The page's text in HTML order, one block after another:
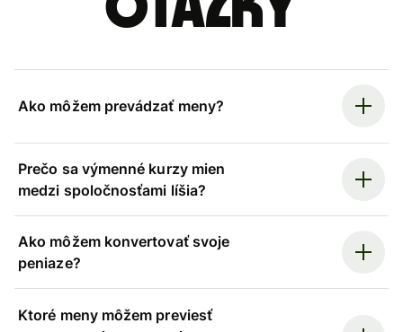
Ako môžem prevádzať meny?
Prečo sa výmenné kurzy mien
medzi spoločnosťami líšia?
Ako môžem konvertovať svoje
peniaze?
Ktoré meny môžem previesť